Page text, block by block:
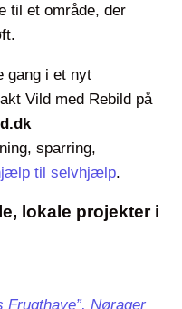
til et område, der
gang i et nyt
Vild med Rebild på
sparring,
til selvhjælp.
lokale projekter i
Nørager